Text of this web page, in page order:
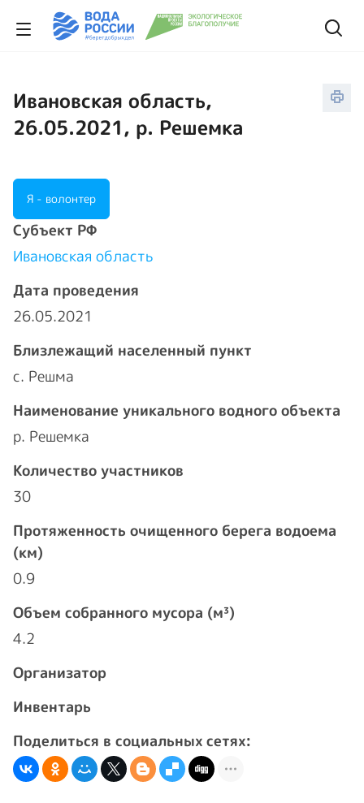
Ивановская область,
26.05.2021, р. Решемка
Я - волонтер
Cубъект РФ
Ивановская область
Дата проведения
26.05.2021
Близлежащий населенный пункт
с. Решма
Наименование уникального водного объекта
р. Решемка
Количество участников
30
Протяженность очищенного берега водоема
(км)
0.9
Объем собранного мусора (м³)
4.2
Организатор
Инвентарь
Поделиться в социальных сетях: